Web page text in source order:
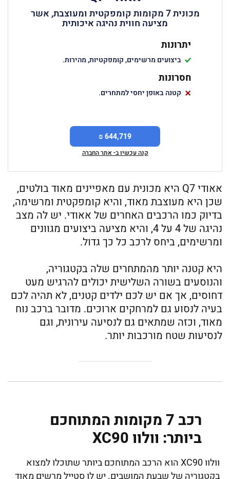
מכונית 7 מקומות קומפקטית ומעוצבת, אשר
מציעה חווית נהיגה איכותית
יתרונות
ביצועים מרשימים, קומפקטיות, מהירות.
חסרונות
קטנה באופן יחסי למתחרים.
644,719 ₪
קנה עכשיו ב- אתר החברה
אאודי Q7 היא מכונית עם מאפיינים מאוד בולטים,
שכן היא מעוצבת מאוד, והיא קומפקטית ומרשימה,
בדיוק כמו הרכבים האחרים של אאודי. יש לה מצב
נהיגה של 4 על 4, והיא מציעה ביצועים מגוונים
ומרשימים, ביחס לרכב כל כך גדול.
היא קטנה יותר מהמתחרים שלה בקטגוריה,
והנוסעים בשורה השלישית יכולים להרגיש מעט
דחוסים, אך אם יש לכם ילדים קטנים, לא תהיה לכם
בעיה לנסוע גם למרחקים ארוכים. מדובר ברכב נוח
מאוד, וכזה שמתאים גם לנסיעה עירונית, וגם
לנסיעות שטח מורכבות יותר.
רכב 7 מקומות המתוחכם
ביותר: וולוו XC90
וולוו XC90 הוא הרכב המתוחכם ביותר שתוכלו למצוא
בקטגוריה של שבעת המושבים. יש לו סטייל מרשים מאוד